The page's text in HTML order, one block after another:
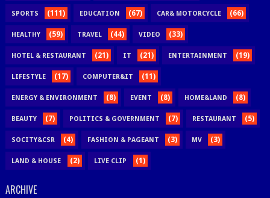
SPORTS (111) EDUCATION (67) CAR& MOTORCYCLE (66)
HEALTHY (59) TRAVEL (44) VIDEO (33)
HOTEL & RESTAURANT (21) IT (21) ENTERTAINMENT (19)
LIFESTYLE (17) COMPUTER&IT (11)
ENERGY & ENVIRONMENT (8) EVENT (8) HOME&LAND (8)
BEAUTY (7) POLITICS & GOVERNMENT (7) RESTAURANT (5)
SOCITY&CSR (4) FASHION & PAGEANT (3) MV (3)
LAND & HOUSE (2) LIVE CLIP (1)
ARCHIVE